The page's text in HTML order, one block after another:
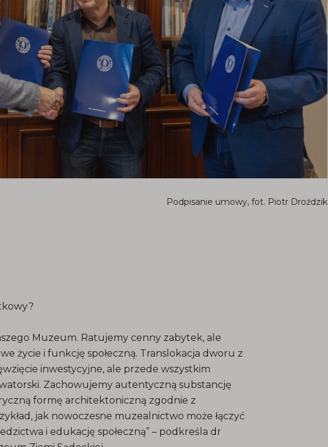
Podpisanie umowy, fot. Piotr Droździk
Muzeum. Ratujemy cenny zabytek, ale
życie i funkcję społeczną. Translokacja dworu z
inwestycyjne, ale przede wszystkim
Zachowujemy autentyczną substancję
formę architektoniczną zgodnie z
jak nowoczesne muzealnictwo może łączyć
i edukację społeczną” – podkreśla dr